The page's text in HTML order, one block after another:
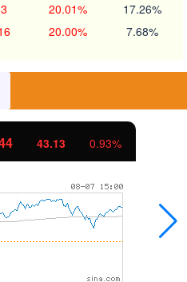
20.01% 17.26%
20.00% 7.68%
43.13 0.93%